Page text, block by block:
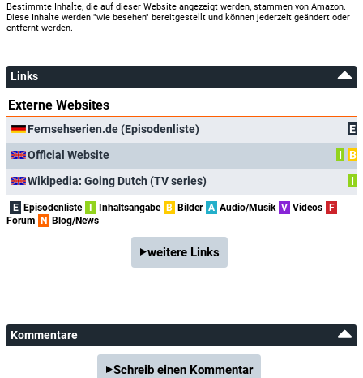
Bestimmte Inhalte, die auf dieser Website angezeigt werden, stammen von Amazon.
Diese Inhalte werden "wie besehen" bereitgestellt und können jederzeit geändert oder
entfernt werden.
Links
Externe Websites
Fernsehserien.de (Episodenliste)
E
Official Website
I
B
Wikipedia: Going Dutch (TV series)
I
E Episodenliste I Inhaltsangabe B Bilder A Audio/Musik V Videos F
Forum N Blog/News
weitere Links
Kommentare
Schreib einen Kommentar